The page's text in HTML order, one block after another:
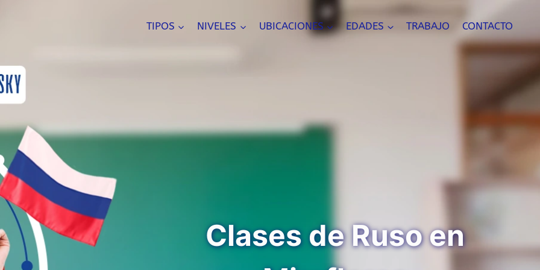
TIPOS NIVELES UBICACIONES EDADES TRABAJO CONTACTO
Clases de Ruso en